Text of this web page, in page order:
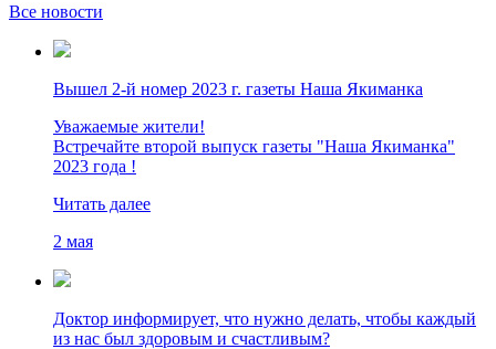
Все новости
Вышел 2-й номер 2023 г. газеты Наша Якиманка
Уважаемые жители!
Встречайте второй выпуск газеты "Наша Якиманка"
2023 года !
Читать далее
2 мая
Доктор информирует, что нужно делать, чтобы каждый
из нас был здоровым и счастливым?